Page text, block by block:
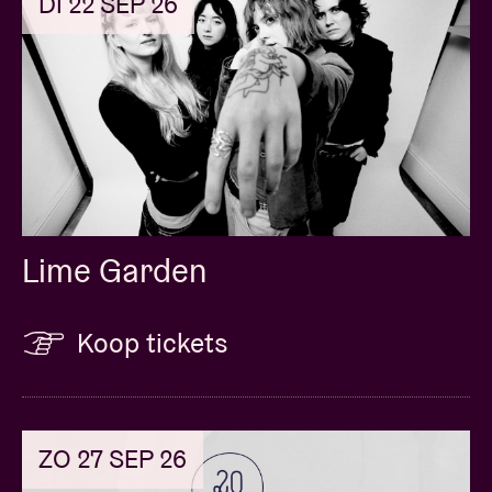
Lime Garden
Koop tickets
ZO 27 SEP 26